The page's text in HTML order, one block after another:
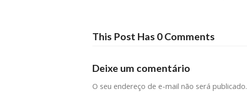
This Post Has 0 Comments
Deixe um comentário
O seu endereço de e-mail não será publicado.